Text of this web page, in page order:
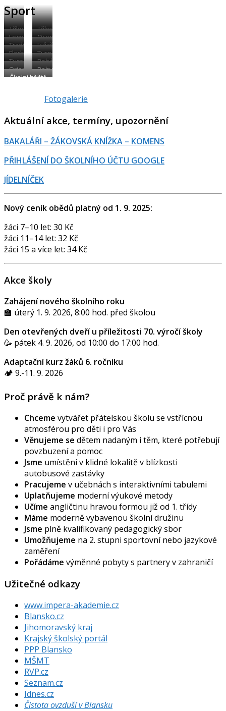
Sport
TělocvičnaTělocvična
Logo
školy
v
tělocvičně
Ocenění
za
sportovní
úspěchy
žáků
Tradiční
soutěž
ve
skoku
Lyžařský
výcvikový
kurz
Florbal
Turnaj
ve
florbalu
–
Turnaj
ve
florbalu
Pohár
rozhlasu
Orientační
běh
Pohybové
aktivity
Školní hřiště
Fotogalerie
Aktuální akce, termíny, upozornění
BAKALÁŘI – ŽÁKOVSKÁ KNÍŽKA – KOMENS
PŘIHLÁŠENÍ DO ŠKOLNÍHO ÚČTU GOOGLE
JÍDELNÍČEK
Nový ceník obědů platný od 1. 9. 2025:
žáci 7–10 let: 30 Kč
žáci 11–14 let: 32 Kč
žáci 15 a více let: 34 Kč
Akce školy
Zahájení nového školního roku
🏫 úterý 1. 9. 2026, 8:00 hod. před školou
Den otevřených dveří u příležitosti 70. výročí školy
🥳 pátek 4. 9. 2026, od 10:00 do 17:00 hod.
Adaptační kurz žáků 6. ročníku
🏕️ 9.-11. 9. 2026
Proč právě k nám?
Chceme vytvářet přátelskou školu se vstřícnou
atmosférou pro děti i pro Vás
Věnujeme se dětem nadaným i těm, které potřebují
povzbuzení a pomoc
Jsme umístěni v klidné lokalitě v blízkosti
autobusové zastávky
Pracujeme v učebnách s interaktivními tabulemi
Uplatňujeme moderní výukové metody
Učíme angličtinu hravou formou již od 1. třídy
Máme moderně vybavenou školní družinu
Jsme plně kvalifikovaný pedagogický sbor
Umožňujeme na 2. stupni sportovní nebo jazykové
zaměření
Pořádáme výměnné pobyty s partnery v zahraničí
Užitečné odkazy
www.impera-akademie.cz
Blansko.cz
Jihomoravský kraj
Krajský školský portál
PPP Blansko
MŠMT
RVP.cz
Seznam.cz
Idnes.cz
Čistota ovzduší v Blansku